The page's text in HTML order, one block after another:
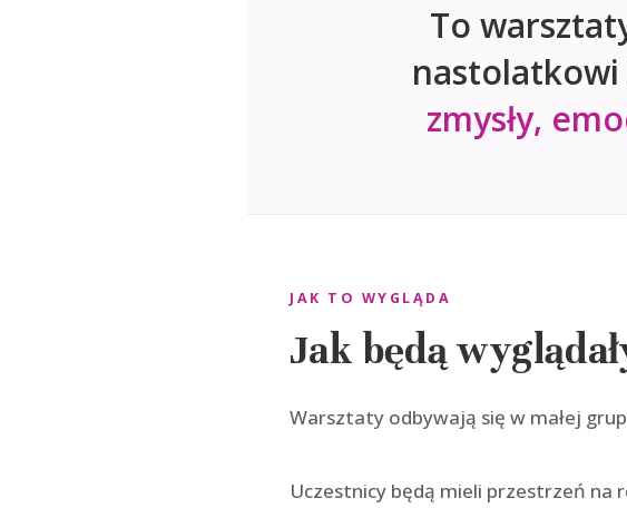
To
zmysły,
JAK TO WYGLĄDA
Jak będą
Warsztaty odbywają się w małej
Uczestnicy będą mieli przestrzeń na